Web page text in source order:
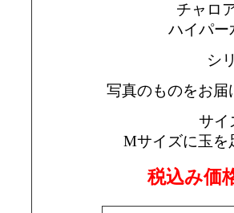
チャロ
ハイパー
シ
写真のものをお
サイ
Mサイズに玉を
税込み価